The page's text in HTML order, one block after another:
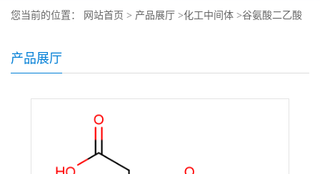
您当前的位置： 网站首页 > 产品展厅 >化工中间体 >谷氨酸二乙酸
产品展厅